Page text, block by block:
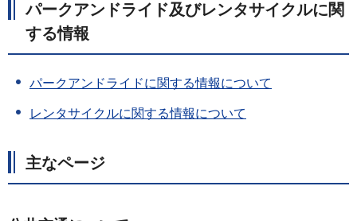
パークアンドライド及びレンタサイクルに関
する情報
パークアンドライドに関する情報について
レンタサイクルに関する情報について
主なページ